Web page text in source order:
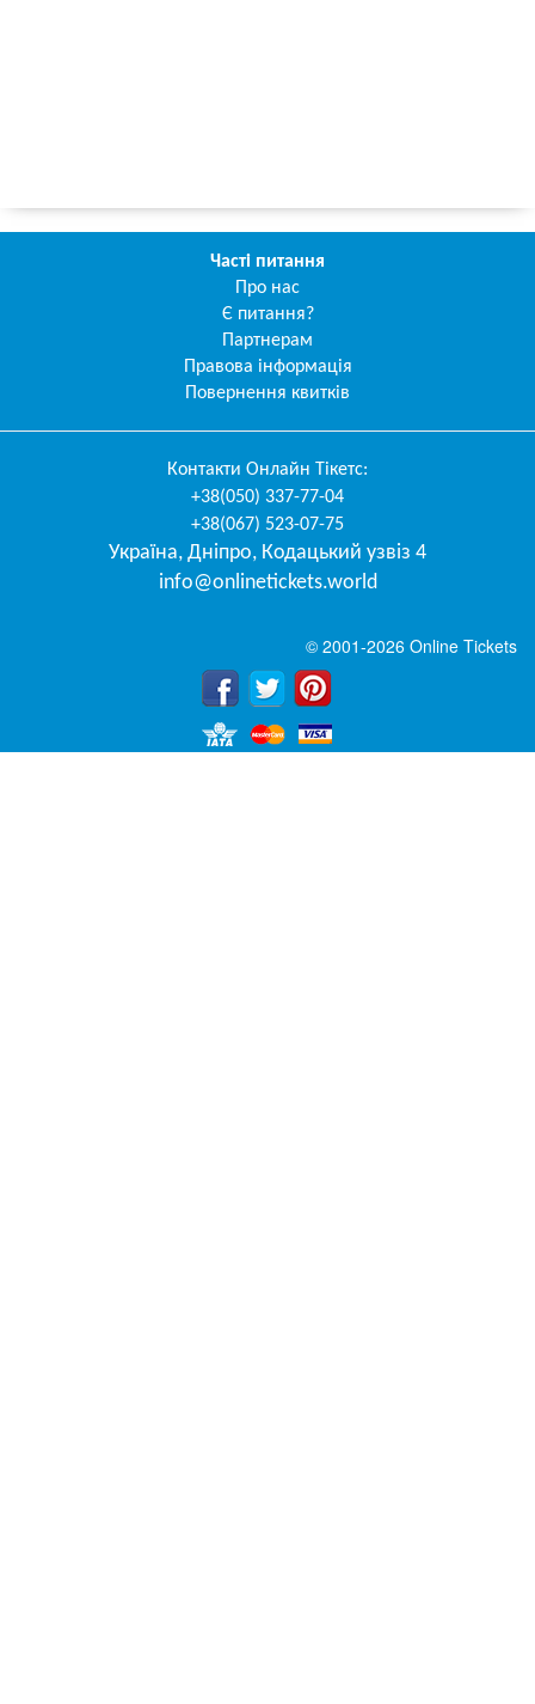
Часті питання
Про нас
Є питання?
Партнерам
Правова інформація
Повернення квитків
Контакти Онлайн Тікетс:
+38(050) 337-77-04
+38(067) 523-07-75
Україна, Дніпро, Кодацький узвіз 4
info@onlinetickets.world
© 2001-2026 Online Tickets